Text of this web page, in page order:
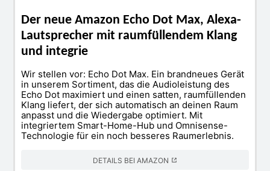
Der neue Amazon Echo Dot Max, Alexa-
Lautsprecher mit raumfüllendem Klang
und integrie
Wir stellen vor: Echo Dot Max. Ein brandneues Gerät
in unserem Sortiment, das die Audioleistung des
Echo Dot maximiert und einen satten, raumfüllenden
Klang liefert, der sich automatisch an deinen Raum
anpasst und die Wiedergabe optimiert. Mit
integriertem Smart-Home-Hub und Omnisense-
Technologie für ein noch besseres Raumerlebnis.
DETAILS BEI AMAZON